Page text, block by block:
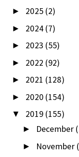
► 2025 (2)
► 2024 (7)
► 2023 (55)
► 2022 (92)
► 2021 (128)
► 2020 (154)
▼ 2019 (155)
► December
► November